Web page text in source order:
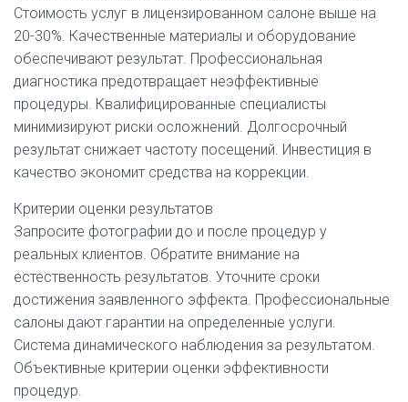
Стоимость услуг в лицензированном салоне выше на
20-30%. Качественные материалы и оборудование
обеспечивают результат. Профессиональная
диагностика предотвращает неэффективные
процедуры. Квалифицированные специалисты
минимизируют риски осложнений. Долгосрочный
результат снижает частоту посещений. Инвестиция в
качество экономит средства на коррекции.
Критерии оценки результатов
Запросите фотографии до и после процедур у
реальных клиентов. Обратите внимание на
естественность результатов. Уточните сроки
достижения заявленного эффекта. Профессиональные
салоны дают гарантии на определенные услуги.
Система динамического наблюдения за результатом.
Объективные критерии оценки эффективности
процедур.